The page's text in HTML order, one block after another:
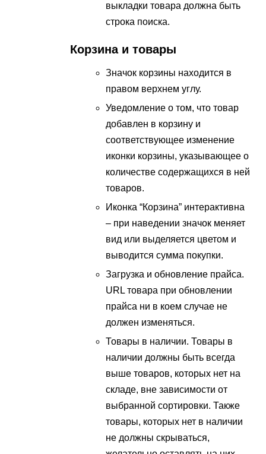
выкладки товара должна быть
строка поиска.
Корзина и товары
Значок корзины находится в
правом верхнем углу.
Уведомление о том, что товар
добавлен в корзину и
соответствующее изменение
иконки корзины, указывающее о
количестве содержащихся в ней
товаров.
Иконка “Корзина” интерактивна
– при наведении значок меняет
вид или выделяется цветом и
выводится сумма покупки.
Загрузка и обновление прайса.
URL товара при обновлении
прайса ни в коем случае не
должен изменяться.
Товары в наличии. Товары в
наличии должны быть всегда
выше товаров, которых нет на
складе, вне зависимости от
выбранной сортировки. Также
товары, которых нет в наличии
не должны скрываться,